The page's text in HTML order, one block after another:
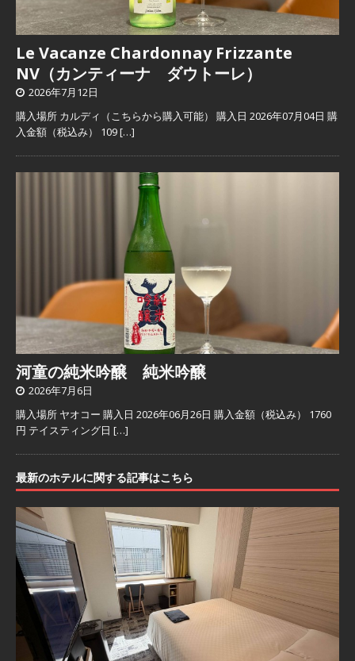
Le Vacanze Chardonnay Frizzante
NV（カンティーナ ダウトーレ）
2026年7月12日
購入場所 カルディ（こちらから購入可能） 購入日 2026年07月04日 購
入金額（税込み） 109[…]
河童の純米吟醸 純米吟醸
2026年7月6日
購入場所 ヤオコー 購入日 2026年06月26日 購入金額（税込み） 1760
円 テイスティング日 […]
最新のホテルに関する記事はこちら